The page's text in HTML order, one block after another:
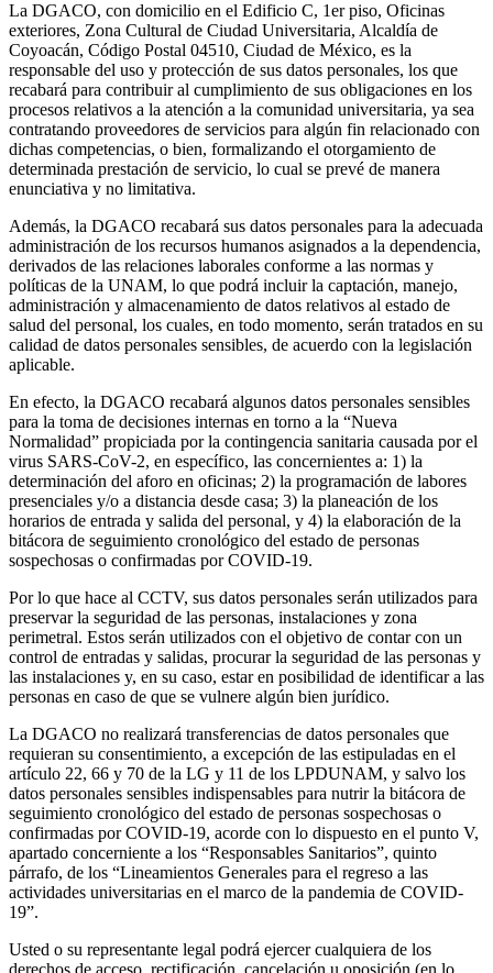
La DGACO, con domicilio en el Edificio C, 1er piso, Oficinas
exteriores, Zona Cultural de Ciudad Universitaria, Alcaldía de
Coyoacán, Código Postal 04510, Ciudad de México, es la
responsable del uso y protección de sus datos personales, los que
recabará para contribuir al cumplimiento de sus obligaciones en los
procesos relativos a la atención a la comunidad universitaria, ya sea
contratando proveedores de servicios para algún fin relacionado con
dichas competencias, o bien, formalizando el otorgamiento de
determinada prestación de servicio, lo cual se prevé de manera
enunciativa y no limitativa.
Además, la DGACO recabará sus datos personales para la adecuada
administración de los recursos humanos asignados a la dependencia,
derivados de las relaciones laborales conforme a las normas y
políticas de la UNAM, lo que podrá incluir la captación, manejo,
administración y almacenamiento de datos relativos al estado de
salud del personal, los cuales, en todo momento, serán tratados en su
calidad de datos personales sensibles, de acuerdo con la legislación
aplicable.
En efecto, la DGACO recabará algunos datos personales sensibles
para la toma de decisiones internas en torno a la “Nueva
Normalidad” propiciada por la contingencia sanitaria causada por el
virus SARS-CoV-2, en específico, las concernientes a: 1) la
determinación del aforo en oficinas; 2) la programación de labores
presenciales y/o a distancia desde casa; 3) la planeación de los
horarios de entrada y salida del personal, y 4) la elaboración de la
bitácora de seguimiento cronológico del estado de personas
sospechosas o confirmadas por COVID-19.
Por lo que hace al CCTV, sus datos personales serán utilizados para
preservar la seguridad de las personas, instalaciones y zona
perimetral. Estos serán utilizados con el objetivo de contar con un
control de entradas y salidas, procurar la seguridad de las personas y
las instalaciones y, en su caso, estar en posibilidad de identificar a las
personas en caso de que se vulnere algún bien jurídico.
La DGACO no realizará transferencias de datos personales que
requieran su consentimiento, a excepción de las estipuladas en el
artículo 22, 66 y 70 de la LG y 11 de los LPDUNAM, y salvo los
datos personales sensibles indispensables para nutrir la bitácora de
seguimiento cronológico del estado de personas sospechosas o
confirmadas por COVID-19, acorde con lo dispuesto en el punto V,
apartado concerniente a los “Responsables Sanitarios”, quinto
párrafo, de los “Lineamientos Generales para el regreso a las
actividades universitarias en el marco de la pandemia de COVID-
19”.
Usted o su representante legal podrá ejercer cualquiera de los